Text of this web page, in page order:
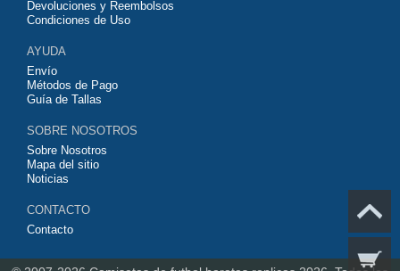
servirán para jugar al fútbol o simplemente para animar a tu equipo
contáctanos y haremos lo posible para conseguirtela lo más barata
posible.
Devoluciones y Reembolsos
Condiciones de Uso
AYUDA
Envío
Métodos de Pago
Guía de Tallas
SOBRE NOSOTROS
Sobre Nosotros
Mapa del sitio
Noticias
CONTACTO
Contacto